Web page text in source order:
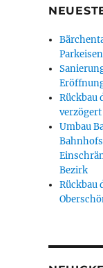
Rückbau
verzögert
Umbau
Bezirk
Rückbau